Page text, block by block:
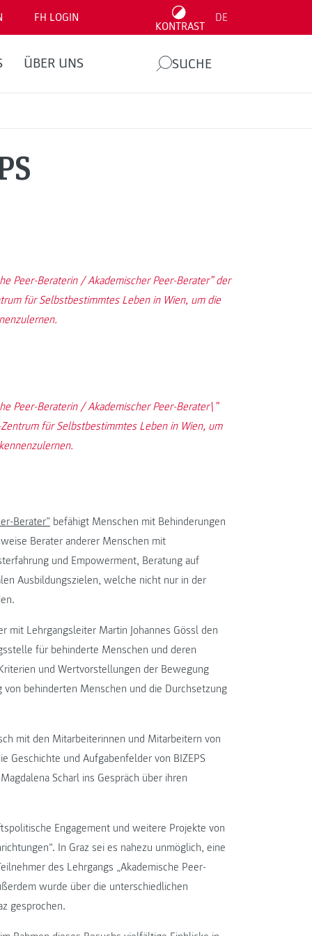
FH LOGIN
KONTRAST
DE
ÜBER UNS SUCHE
Peer-Beraterin / Akademischer Peer-Berater” der
für Selbstbestimmtes Leben in Wien, um die
Peer-Beraterin / Akademischer Peer-Berater\”
Zentrum für Selbstbestimmtes Leben in Wien, um
Berater” befähigt Menschen mit Behinderungen
Berater anderer Menschen mit
und Empowerment, Beratung auf
Ausbildungszielen, welche nicht nur in der
mit Lehrgangsleiter Martin Johannes Gössl den
für behinderte Menschen und deren
und Wertvorstellungen der Bewegung
behinderten Menschen und die Durchsetzung
mit den Mitarbeiterinnen und Mitarbeitern von
Geschichte und Aufgabenfelder von BIZEPS
Scharl ins Gespräch über ihren
Engagement und weitere Projekte von
In Graz sei es nahezu unmöglich, eine
des Lehrgangs „Akademische Peer-
wurde über die unterschiedlichen
gesprochen.